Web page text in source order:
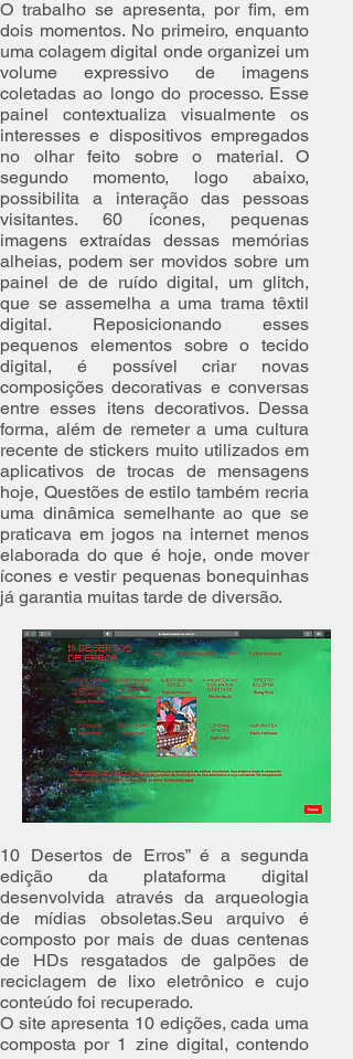
O trabalho se apresenta, por fim, em
dois momentos. No primeiro, enquanto
uma colagem digital onde organizei um
volume expressivo de imagens
coletadas ao longo do processo. Esse
painel contextualiza visualmente os
interesses e dispositivos empregados
no olhar feito sobre o material. O
segundo momento, logo abaixo,
possibilita a interação das pessoas
visitantes. 60 ícones, pequenas
imagens extraídas dessas memórias
alheias, podem ser movidos sobre um
painel de de ruído digital, um glitch,
que se assemelha a uma trama têxtil
digital. Reposicionando esses
pequenos elementos sobre o tecido
digital, é possível criar novas
composições decorativas e conversas
entre esses itens decorativos. Dessa
forma, além de remeter a uma cultura
recente de stickers muito utilizados em
aplicativos de trocas de mensagens
hoje, Questões de estilo também recria
uma dinâmica semelhante ao que se
praticava em jogos na internet menos
elaborada do que é hoje, onde mover
ícones e vestir pequenas bonequinhas
já garantia muitas tarde de diversão.
10 Desertos de Erros” é a segunda
edição da plataforma digital
desenvolvida através da arqueologia
de mídias obsoletas.Seu arquivo é
composto por mais de duas centenas
de HDs resgatados de galpões de
reciclagem de lixo eletrônico e cujo
conteúdo foi recuperado.
O site apresenta 10 edições, cada uma
composta por 1 zine digital, contendo